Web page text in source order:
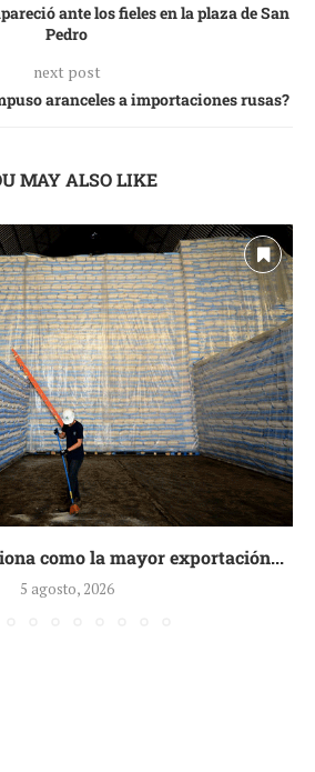
ante los fieles en la plaza de San
Pedro
next post
aranceles a importaciones rusas?
MAY ALSO LIKE
como la mayor exportación...
5 agosto, 2026